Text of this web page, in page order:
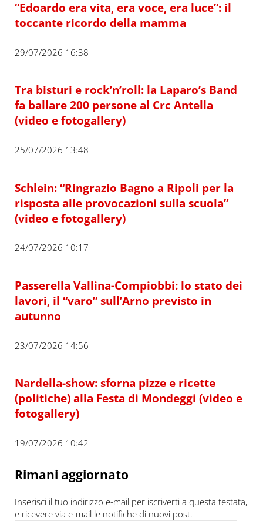
“Edoardo era vita, era voce, era luce”: il
toccante ricordo della mamma
29/07/2026 16:38
Tra bisturi e rock’n’roll: la Laparo’s Band
fa ballare 200 persone al Crc Antella
(video e fotogallery)
25/07/2026 13:48
Schlein: “Ringrazio Bagno a Ripoli per la
risposta alle provocazioni sulla scuola”
(video e fotogallery)
24/07/2026 10:17
Passerella Vallina-Compiobbi: lo stato dei
lavori, il “varo” sull’Arno previsto in
autunno
23/07/2026 14:56
Nardella-show: sforna pizze e ricette
(politiche) alla Festa di Mondeggi (video e
fotogallery)
19/07/2026 10:42
Rimani aggiornato
Inserisci il tuo indirizzo e-mail per iscriverti a questa testata,
e ricevere via e-mail le notifiche di nuovi post.